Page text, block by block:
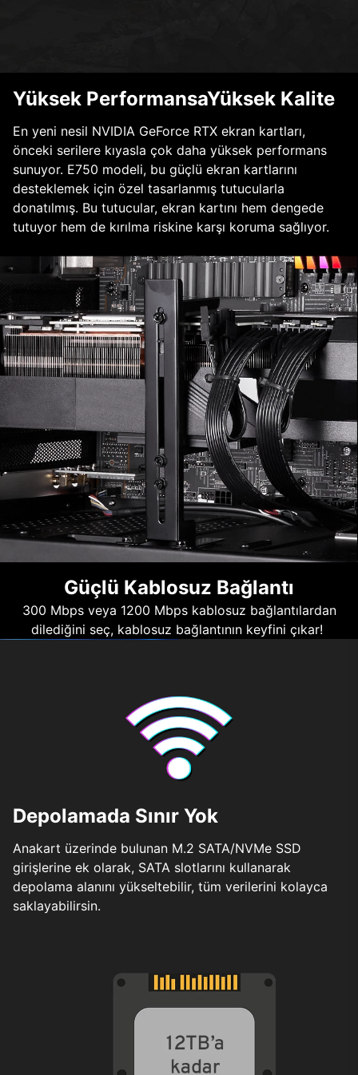
Yüksek PerformansaYüksek Kalite
En yeni nesil NVIDIA GeForce RTX ekran kartları,
önceki serilere kıyasla çok daha yüksek performans
sunuyor. E750 modeli, bu güçlü ekran kartlarını
desteklemek için özel tasarlanmış tutucularla
donatılmış. Bu tutucular, ekran kartını hem dengede
tutuyor hem de kırılma riskine karşı koruma sağlıyor.
Güçlü Kablosuz Bağlantı
300 Mbps veya 1200 Mbps kablosuz bağlantılardan
dilediğini seç, kablosuz bağlantının keyfini çıkar!
Depolamada Sınır Yok
Anakart üzerinde bulunan M.2 SATA/NVMe SSD
girişlerine ek olarak, SATA slotlarını kullanarak
depolama alanını yükseltebilir, tüm verilerini kolayca
saklayabilirsin.